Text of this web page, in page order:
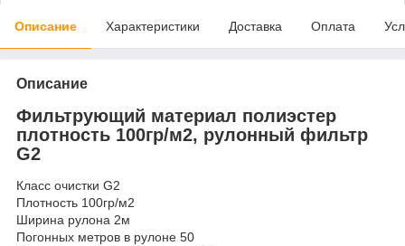
Описание Характеристики Доставка Оплата
Описание
Фильтрующий материал полиэстер
плотность 100гр/м2, рулонный фильтр
G2
Класс очистки G2
Плотность 100гр/м2
Ширина рулона 2м
Погонных метров в рулоне 50